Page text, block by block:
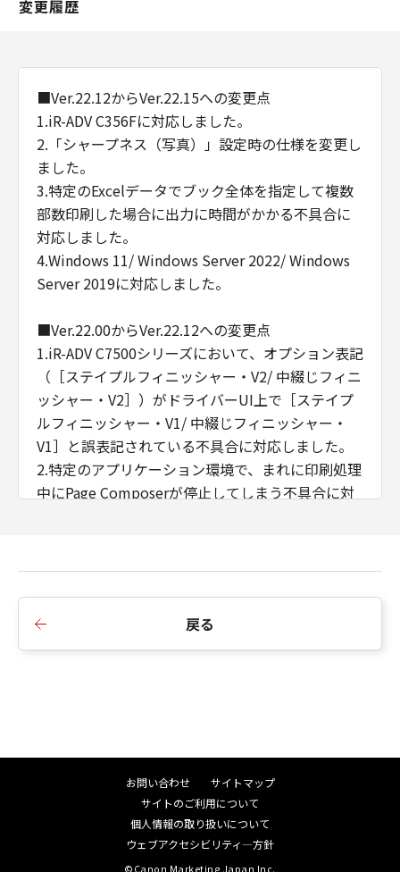
変更履歴
■Ver.22.12からVer.22.15への変更点
1.iR-ADV C356Fに対応しました。
2.「シャープネス（写真）」設定時の仕様を変更し
ました。
3.特定のExcelデータでブック全体を指定して複数
部数印刷した場合に出力に時間がかかる不具合に
対応しました。
4.Windows 11/ Windows Server 2022/ Windows
Server 2019に対応しました。
■Ver.22.00からVer.22.12への変更点
1.iR-ADV C7500シリーズにおいて、オプション表記
（［ステイプルフィニッシャー・V2/ 中綴じフィニ
ッシャー・V2］）がドライバーUI上で［ステイプ
ルフィニッシャー・V1/ 中綴じフィニッシャー・
V1］と誤表記されている不具合に対応しました。
2.特定のアプリケーション環境で、まれに印刷処理
中にPage Composerが停止してしまう不具合に対
プリンター削除ツールuninstall.exeで削除しても、
「デバイスとプリンター」の画面から消えない不
Driver Add-inを使用している場合、2in1で印刷す
ると4in1で出力されてしまう不具合に対応しまし
戻る
お問い合わせ
サイトマップ
サイトのご利用について
個人情報の取り扱いについて
ウェブアクセシビリティ―方針
©Canon Marketing Japan Inc.